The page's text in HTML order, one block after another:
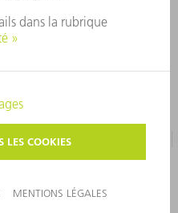
DES DONNÉES PERSONNELLES
CONDITIONS D'UTILISATION